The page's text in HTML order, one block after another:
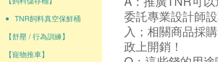
TNR飼料真空保鮮桶
【舒壓 / 行為訓練】
【寵物推車】
委託專業設計師
入；相關商品採
政上開銷！